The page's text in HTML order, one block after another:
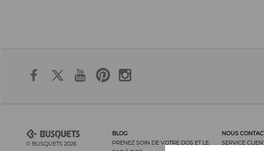
© BUSQUETS 2026
BLOG
PRENEZ SOIN DE VOTRE DOS ET LE
NOUS
SERVICE